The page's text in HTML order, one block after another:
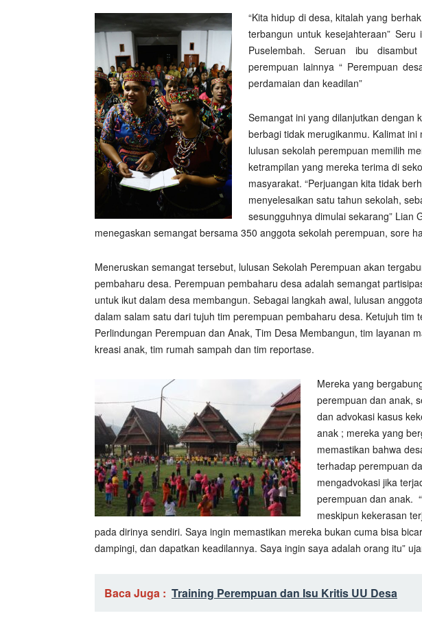
“Kita hidup di desa, kitalah yang
terbangun untuk kesejahteraan”
Puselembah. Seruan ibu
perempuan lainnya “ Perempuan
perdamaian dan keadilan”
Semangat ini yang dilanjutkan dengan
berbagi tidak merugikanmu. Kalimat
lulusan sekolah perempuan memilih
ketrampilan yang mereka terima di
masyarakat. “Perjuangan kita tidak
menyelesaikan satu tahun sekolah,
sesungguhnya dimulai sekarang” Lian
menegaskan semangat bersama 350 anggota sekolah perempuan, sore
Meneruskan semangat tersebut, lulusan Sekolah Perempuan akan
pembaharu desa. Perempuan pembaharu desa adalah semangat
untuk ikut dalam desa membangun. Sebagai langkah awal, lulusan
dalam salam satu dari tujuh tim perempuan pembaharu desa. Ketujuh tim
Perlindungan Perempuan dan Anak, Tim Desa Membangun, tim layanan
kreasi anak, tim rumah sampah dan tim reportase.
Mereka yang
perempuan dan anak,
dan advokasi kasus
anak ; mereka yang
memastikan bahwa
terhadap perempuan
mengadvokasi jika
perempuan dan anak.
meskipun kekerasan
pada dirinya sendiri. Saya ingin memastikan mereka bukan cuma bisa
dampingi, dan dapatkan keadilannya. Saya ingin saya adalah orang itu”
Baca Juga : Training Perempuan dan Isu Kritis UU Desa